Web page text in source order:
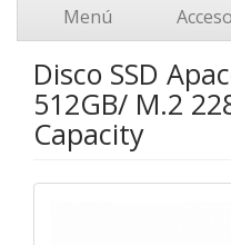
Menú Acceso
Disco SSD
512GB/ M.2
Capacity